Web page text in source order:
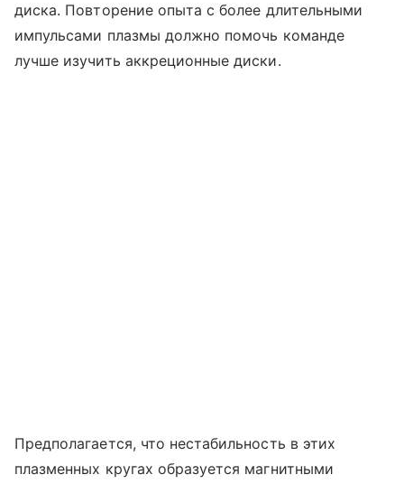
диска. Повторение опыта с более длительными
импульсами плазмы должно помочь команде
лучше изучить аккреционные диски.
Предполагается, что нестабильность в этих
плазменных кругах образуется магнитными